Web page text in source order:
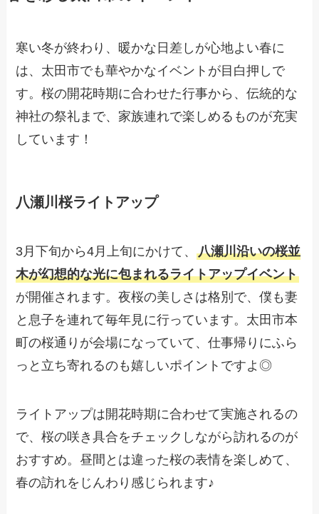
寒い冬が終わり、暖かな日差しが心地よい春に
は、太田市でも華やかなイベントが目白押しで
す。桜の開花時期に合わせた行事から、伝統的な
神社の祭礼まで、家族連れで楽しめるものが充実
しています！
八瀬川桜ライトアップ
3月下旬から4月上旬にかけて、八瀬川沿いの桜並
木が幻想的な光に包まれるライトアップイベント
が開催されます。夜桜の美しさは格別で、僕も妻
と息子を連れて毎年見に行っています。太田市本
町の桜通りが会場になっていて、仕事帰りにふら
っと立ち寄れるのも嬉しいポイントですよ◎
ライトアップは開花時期に合わせて実施されるの
で、桜の咲き具合をチェックしながら訪れるのが
おすすめ。昼間とは違った桜の表情を楽しめて、
春の訪れをじんわり感じられます♪